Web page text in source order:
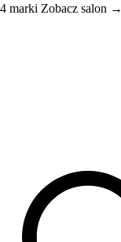
4 marki Zobacz salon →